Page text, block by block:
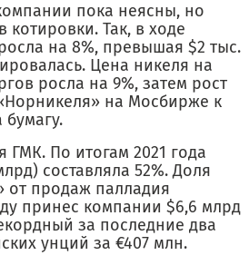
пока неясны, но
Так, в ходе
на 8%, превышая $2 тыс.
Цена никеля на
росла на 9%, затем рост
на Мосбирже к
бумагу.
По итогам 2021 года
составляла 52%. Доля
от продаж палладия
принес компании $6,6 млрд
за последние два
унций за €407 млн.